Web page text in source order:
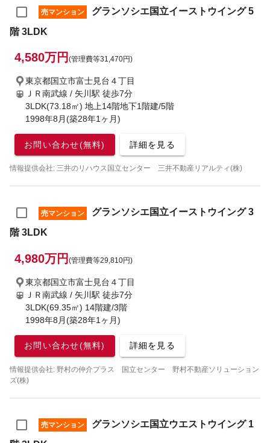
売マンション
グランソシエ国立イーストウイング 5
階 3LDK
4,580万円 (管理費等31,470円)
東京都国立市富士見台４丁目
ＪＲ南武線 / 矢川駅 徒歩7分
3LDK(73.18㎡) 地上14階地下1階建/5階
1998年8月(築28年1ヶ月)
お問い合わせ(無料) 詳細を見る
情報提供会社: 三井のリハウス国立センター 三井不動産リアルティ(株)
売マンション
グランソシエ国立イーストウイング 3
階 3LDK
4,980万円 (管理費等29,810円)
東京都国立市富士見台４丁目
ＪＲ南武線 / 矢川駅 徒歩7分
3LDK(69.35㎡) 14階建/3階
1998年8月(築28年1ヶ月)
お問い合わせ(無料) 詳細を見る
情報提供会社: 野村の仲介プラス 国立センター 野村不動産ソリューション
ズ(株)
売マンション
グランソシエ国立ウエストウイング 1